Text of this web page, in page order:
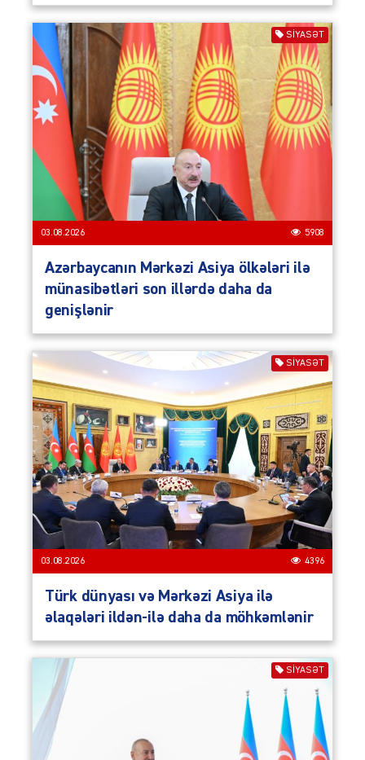
SIYASƏT
03.08.2026 5908
Azərbaycanın Mərkəzi Asiya ölkələri ilə
münasibətləri son illərdə daha da
genişlənir
SIYASƏT
03.08.2026 4396
Türk dünyası və Mərkəzi Asiya ilə
əlaqələri ildən-ilə daha da möhkəmlənir
SIYASƏT